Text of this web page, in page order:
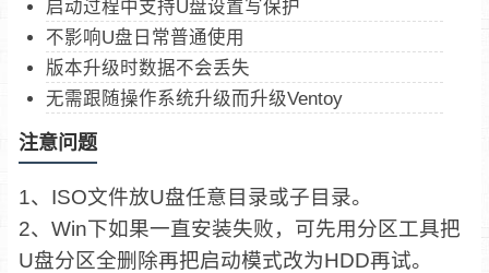
启动过程中支持U盘设置写保护
不影响U盘日常普通使用
版本升级时数据不会丢失
无需跟随操作系统升级而升级Ventoy
注意问题
1、ISO文件放U盘任意目录或子目录。
2、Win下如果一直安装失败，可先用分区工具把
U盘分区全删除再把启动模式改为HDD再试。